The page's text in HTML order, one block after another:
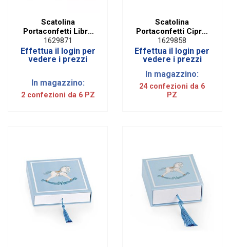
Scatolina
Portaconfetti Libro
Laurea Rosso H 9,5
cm (6 PZ)
1629871
Effettua il login per
vedere i prezzi
In magazzino:
2 confezioni da 6 PZ
Scatolina
Portaconfetti Cipria
Fantasia Toile con
Inserto Removibile
(6 PZ)
1629858
Effettua il login per
vedere i prezzi
In magazzino:
24 confezioni da 6
PZ